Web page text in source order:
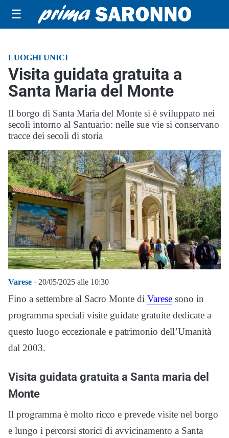
☰
LUOGHI UNICI
Visita guidata gratuita a
Santa Maria del Monte
Il borgo di Santa Maria del Monte si è sviluppato nei
secoli intorno al Santuario: nelle sue vie si conservano
tracce dei secoli di storia
Varese · 20/05/2025 alle 10:30
Fino a settembre al Sacro Monte di Varese sono in
programma speciali visite guidate gratuite dedicate a
questo luogo eccezionale e patrimonio dell’Umanità
dal 2003.
Visita guidata gratuita a Santa maria del
Monte
Il programma è molto ricco e prevede visite nel borgo
e lungo i percorsi storici di avvicinamento a Santa